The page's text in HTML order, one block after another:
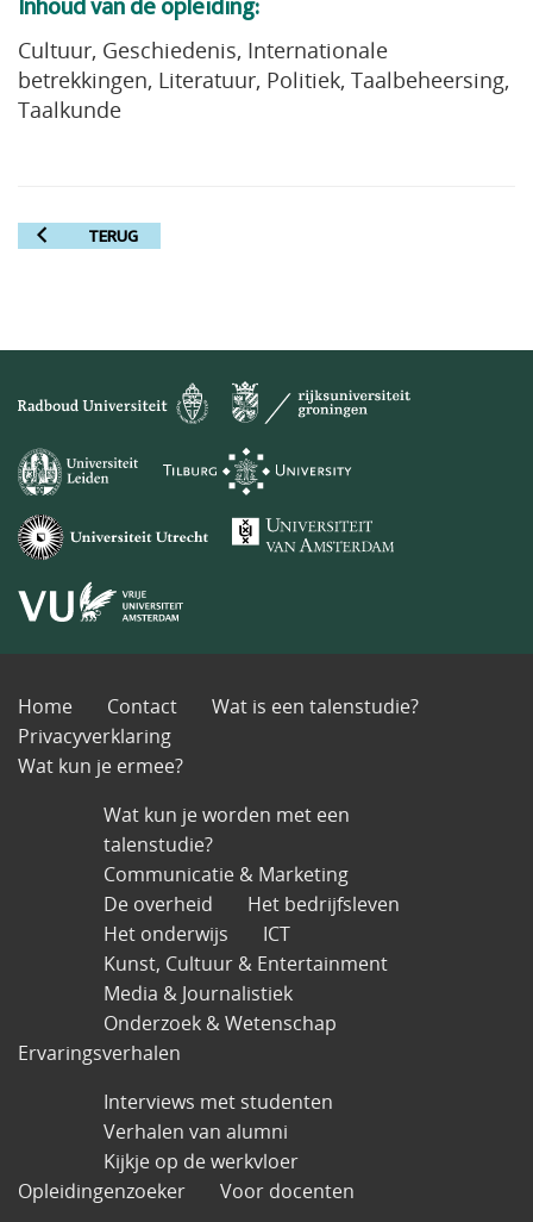
Cultuur, Geschiedenis, Internationale
betrekkingen, Literatuur, Politiek, Taalbeheersing,
Taalkunde
TERUG
Home Contact
Wat is een talenstudie?
Privacyverklaring
Wat kun je ermee?
Wat kun je worden met een
talenstudie?
Communicatie & Marketing
De overheid
Het bedrijfsleven
Het onderwijs
ICT
Kunst, Cultuur & Entertainment
Media & Journalistiek
Onderzoek & Wetenschap
Ervaringsverhalen
Interviews met studenten
Verhalen van alumni
Kijkje op de werkvloer
Opleidingenzoeker
Voor docenten